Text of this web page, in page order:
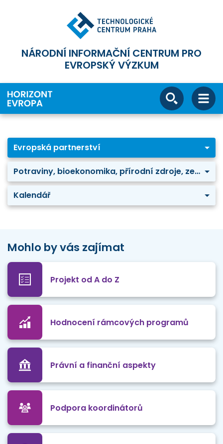
NÁRODNÍ INFORMAČNÍ CENTRUM PRO
EVROPSKÝ VÝZKUM
Evropská partnerství
Potraviny, bioekonomika, přírodní zdroje, zemědělství a životní prostředí: Agriculture of data
Kalendář
Mohlo by vás zajímat
Projekt od A do Z
Hodnocení rámcových programů
Právní a finanční aspekty
Podpora koordinátorů